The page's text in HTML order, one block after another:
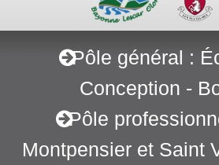
Pôle général :
Conception -
Pôle
Montpensier et Saint